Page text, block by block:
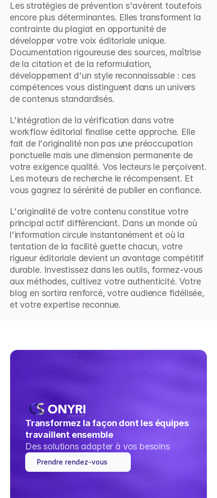
Les stratégies de prévention s'avèrent toutefois
encore plus déterminantes. Elles transforment la
contrainte du plagiat en opportunité de
développer votre voix éditoriale unique.
Documentation rigoureuse des sources, maîtrise
de la citation et de la reformulation,
développement d'un style reconnaissable : ces
compétences vous distinguent dans un univers
de contenus standardisés.
L'intégration de la vérification dans votre
workflow éditorial finalise cette approche. Elle
fait de l'originalité non pas une préoccupation
ponctuelle mais une dimension permanente de
votre exigence qualité. Vos lecteurs le perçoivent.
Les moteurs de recherche le récompensent. Et
vous gagnez la sérénité de publier en confiance.
L'originalité de votre contenu constitue votre
principal actif différenciant. Dans un monde où
l'information circule instantanément et où la
tentation de la facilité guette chacun, votre
rigueur éditoriale devient un avantage compétitif
durable. Investissez dans les outils, formez-vous
aux méthodes, cultivez votre authenticité. Votre
blog en sortira renforcé, votre audience fidélisée,
et votre expertise reconnue.
Transformez la façon dont les équipes
travaillent ensemble
Des solutions adapter à vos besoins
Prendre rendez-vous